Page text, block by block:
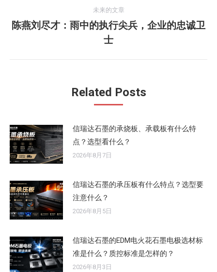
航
的
文
章：
未来的文章
未
来
的
陈燕刘尽才：雨中的执行尖兵，企业的忠诚卫
士
Related Posts
信瑞达石墨的承烧板、承载板有什么特
点？选型看什么？
2026年8月7日
信瑞达石墨的承压板有什么特点？选型要
注意什么？
2026年8月5日
信瑞达石墨的EDM电火花石墨电极选材标
准是什么？质控标准是怎样的？
2026年8月3日